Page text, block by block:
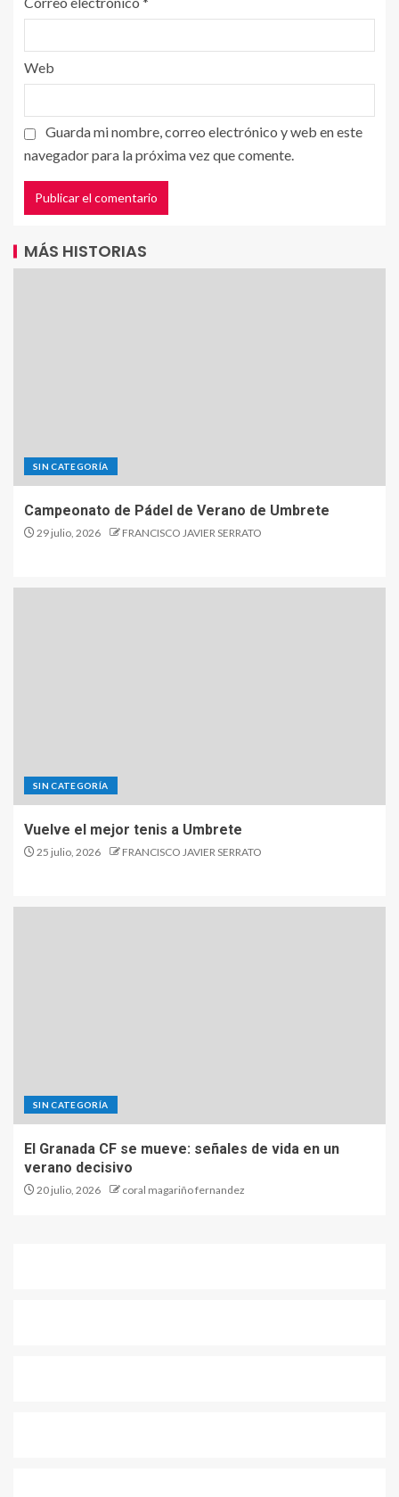
Web
Guarda mi nombre, correo electrónico y web en este
navegador para la próxima vez que comente.
MÁS HISTORIAS
SIN CATEGORÍA
Campeonato de Pádel de Verano de Umbrete
29 julio, 2026 FRANCISCO JAVIER SERRATO
SIN CATEGORÍA
Vuelve el mejor tenis a Umbrete
25 julio, 2026 FRANCISCO JAVIER SERRATO
SIN CATEGORÍA
El Granada CF se mueve: señales de vida en un
verano decisivo
20 julio, 2026 coral magariño fernandez